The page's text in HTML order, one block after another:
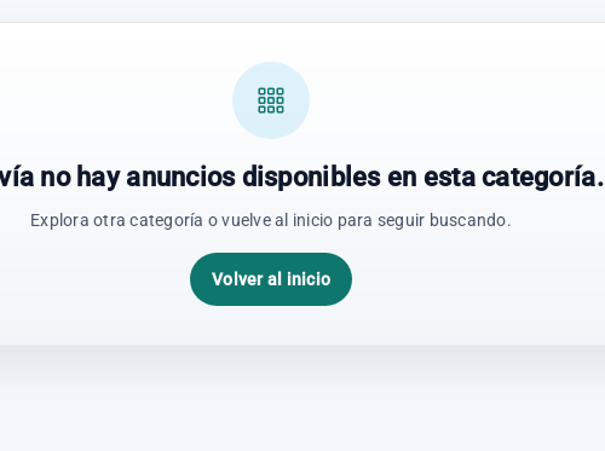
no hay anuncios disponibles en esta categoría.
Explora otra categoría o vuelve al inicio para seguir buscando.
Volver al inicio